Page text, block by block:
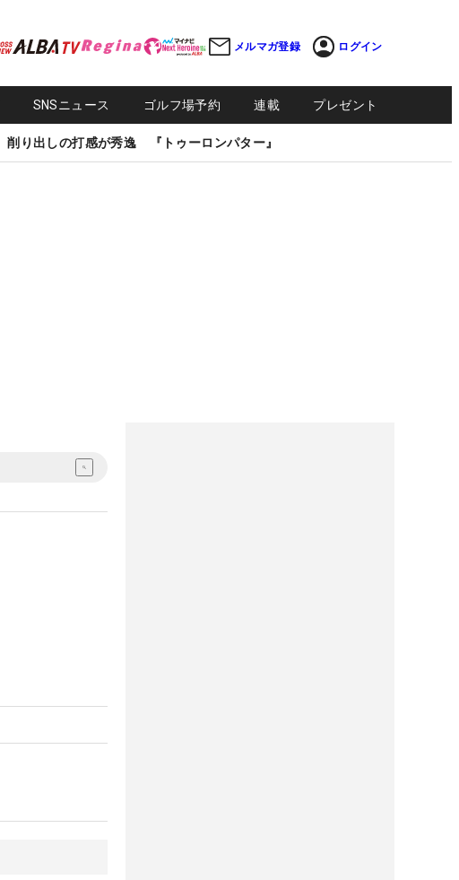
メルマガ登録 ログイン
SNSニュース ゴルフ場予約 連載 プレゼント
削り出しの打感が秀逸 『トゥーロンパター』